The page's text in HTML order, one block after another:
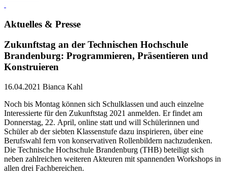
Aktuelles & Presse
Zukunftstag an der Technischen Hochschule
Brandenburg: Programmieren, Präsentieren und
Konstruieren
16.04.2021 Bianca Kahl
Noch bis Montag können sich Schulklassen und auch einzelne
Interessierte für den Zukunftstag 2021 anmelden. Er findet am
Donnerstag, 22. April, online statt und will Schülerinnen und
Schüler ab der siebten Klassenstufe dazu inspirieren, über eine
Berufswahl fern von konservativen Rollenbildern nachzudenken.
Die Technische Hochschule Brandenburg (THB) beteiligt sich
neben zahlreichen weiteren Akteuren mit spannenden Workshops in
allen drei Fachbereichen.